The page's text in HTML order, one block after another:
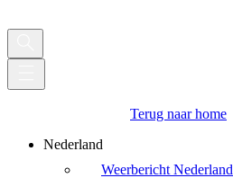
Terug naar home
Nederland
Weerbericht Nederland